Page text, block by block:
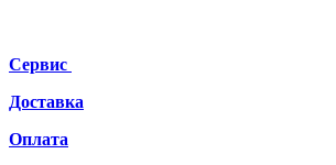
Сервис
Доставка
Оплата